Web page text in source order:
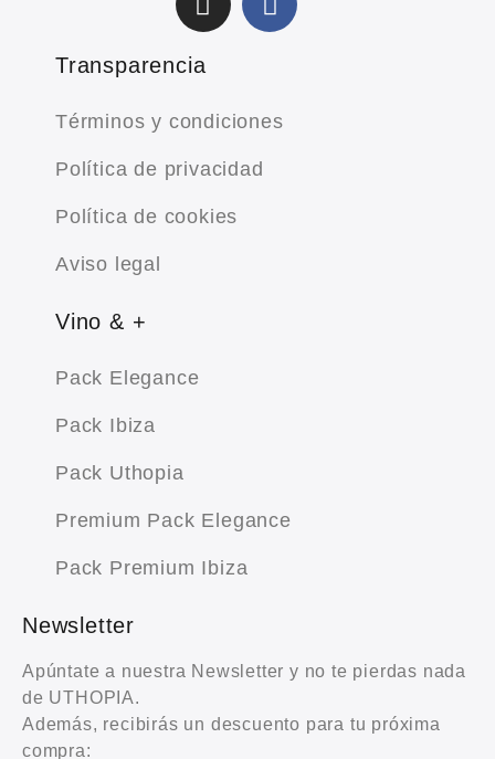
Transparencia
Términos y condiciones
Política de privacidad
Política de cookies
Aviso legal
Vino & +
Pack Elegance
Pack Ibiza
Pack Uthopia
Premium Pack Elegance
Pack Premium Ibiza
Newsletter
Apúntate a nuestra Newsletter y no te pierdas nada
de UTHOPIA.
Además, recibirás un descuento para tu próxima
compra: